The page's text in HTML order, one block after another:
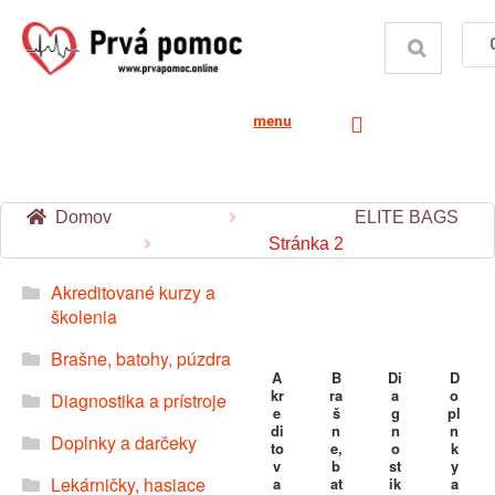
menu
Domov
ELITE BAGS
Stránka 2
Akreditované kurzy a
školenia
Brašne, batohy, púzdra
Diagnostika a prístroje
Doplnky a darčeky
Lekárničky, hasiace
A
kr
e
di
to
v
a
B
ra
š
n
e,
b
at
Di
a
g
n
o
st
ik
D
o
pl
n
k
y
a